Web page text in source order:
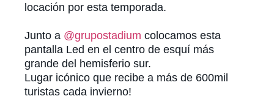
locación por esta temporada.
Junto a @grupostadium colocamos esta
pantalla Led en el centro de esquí más
grande del hemisferio sur.
Lugar icónico que recibe a más de 600mil
turistas cada invierno!